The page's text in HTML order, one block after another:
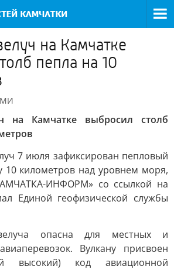
на Камчатке
пепла на 10
на Камчатке выбросил столб
7 июля зафиксирован пепловый
10 километров над уровнем моря,
ИНФОРМ» со ссылкой на
Единой геофизической службы
опасна для местных и
Вулкану присвоен
высокий) код авиационной